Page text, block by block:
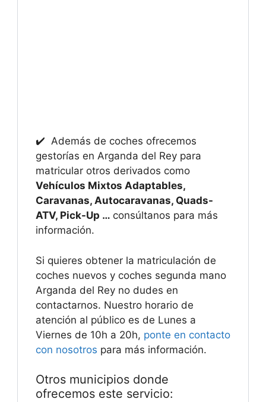
✔️ Además de coches ofrecemos
gestorías en Arganda del Rey para
matricular otros derivados como
Vehículos Mixtos Adaptables,
Caravanas, Autocaravanas, Quads-
ATV, Pick-Up … consúltanos para más
información.
Si quieres obtener la matriculación de
coches nuevos y coches segunda mano
Arganda del Rey no dudes en
contactarnos. Nuestro horario de
atención al público es de Lunes a
Viernes de 10h a 20h, ponte en contacto
con nosotros para más información.
Otros municipios donde
ofrecemos este servicio: